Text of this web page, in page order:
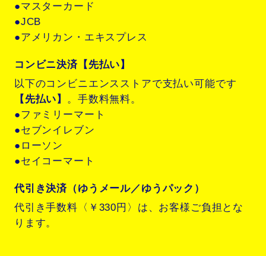
●マスターカード
●JCB
●アメリカン・エキスプレス
コンビニ決済【先払い】
以下のコンビニエンスストアで支払い可能です
【先払い】 。手数料無料。
●ファミリーマート
●セブンイレブン
●ローソン
●セイコーマート
代引き決済（ゆうメール／ゆうパック）
代引き手数料〈￥330円〉は、お客様ご負担とな
ります。